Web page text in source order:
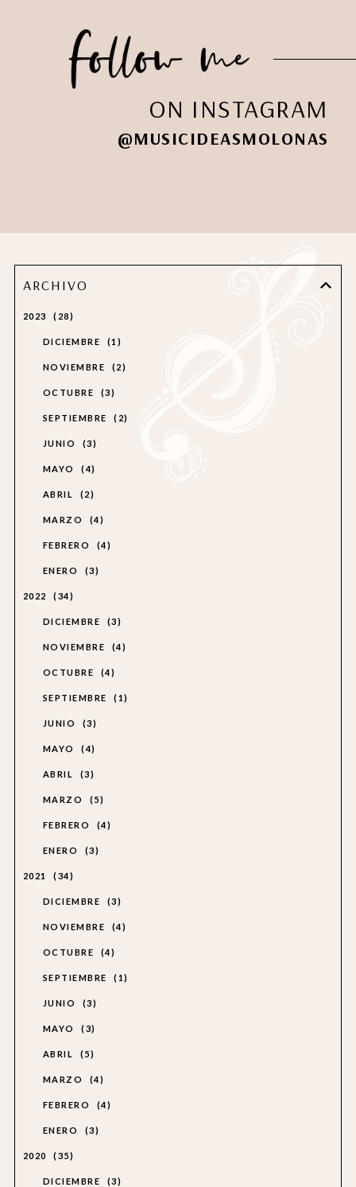
ON INSTAGRAM
@MUSICIDEASMOLONAS
ARCHIVO
2023 28
DICIEMBRE 1
NOVIEMBRE 2
OCTUBRE 3
SEPTIEMBRE 2
JUNIO 3
MAYO 4
ABRIL 2
MARZO 4
FEBRERO 4
ENERO 3
2022 34
DICIEMBRE 3
NOVIEMBRE 4
OCTUBRE 4
SEPTIEMBRE 1
JUNIO 3
MAYO 4
ABRIL 3
MARZO 5
FEBRERO 4
ENERO 3
2021 34
DICIEMBRE 3
NOVIEMBRE 4
OCTUBRE 4
SEPTIEMBRE 1
JUNIO 3
MAYO 3
ABRIL 5
MARZO 4
FEBRERO 4
ENERO 3
2020 35
DICIEMBRE 3